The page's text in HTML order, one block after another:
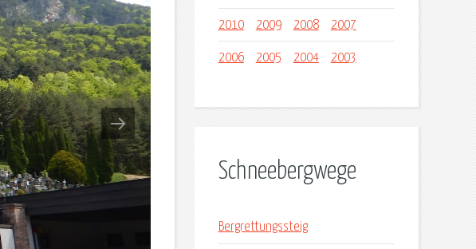
2010 2009 2008 2007
2006 2005 2004 2003
Schneebergwege
Bergrettungssteig